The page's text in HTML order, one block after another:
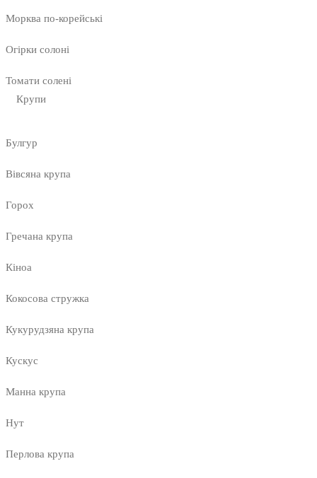
Морква по-корейські
Огірки солоні
Томати солені
Крупи
Булгур
Вівсяна крупа
Горох
Гречана крупа
Кіноа
Кокосова стружка
Кукурудзяна крупа
Кускус
Манна крупа
Нут
Перлова крупа